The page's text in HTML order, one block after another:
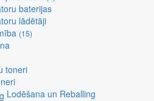
baterijas
lādētāji
(15)
toneri
Lodēšana un Reballing